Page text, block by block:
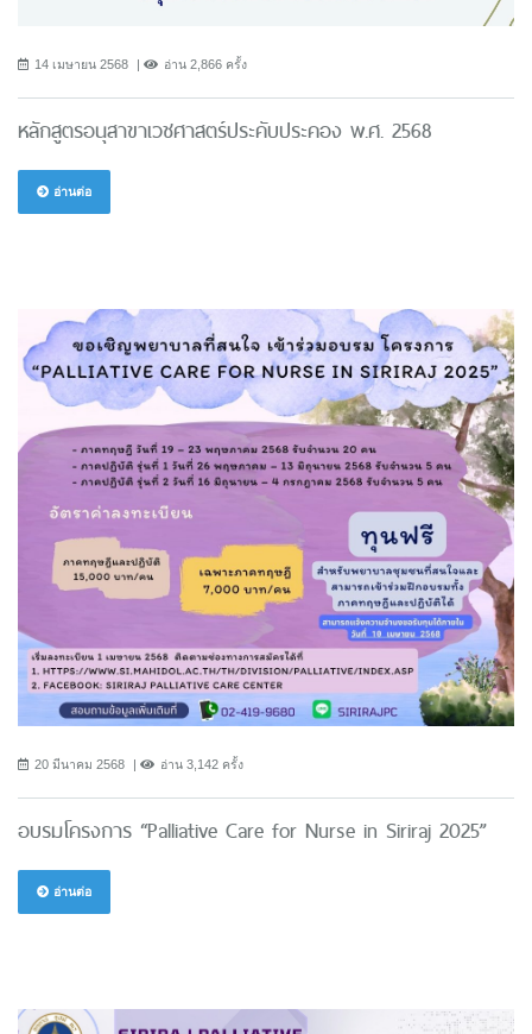
14 เมษายน 2568 อ่าน 2,866 ครั้ง
หลักสูตรอนุสาขาเวชศาสตร์ประคับประคอง พ.ศ. 2568
อ่านต่อ
20 มีนาคม 2568 อ่าน 3,142 ครั้ง
อบรมโครงการ “Palliative Care for Nurse in Siriraj 2025”
อ่านต่อ